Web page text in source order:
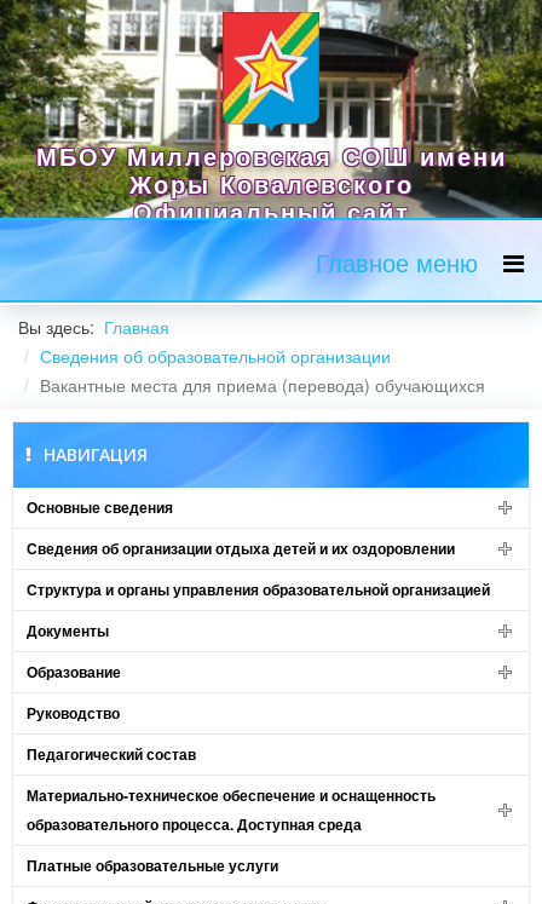
МБОУ Миллеровская СОШ имени
Жоры Ковалевского
Официальный сайт
Главное меню
Вы здесь: Главная
Сведения об образовательной организации
Вакантные места для приема (перевода) обучающихся
НАВИГАЦИЯ
Основные сведения
Сведения об организации отдыха детей и их оздоровлении
Структура и органы управления образовательной организацией
Документы
Образование
Руководство
Педагогический состав
Материально-техническое обеспечение и оснащенность
образовательного процесса. Доступная среда
Платные образовательные услуги